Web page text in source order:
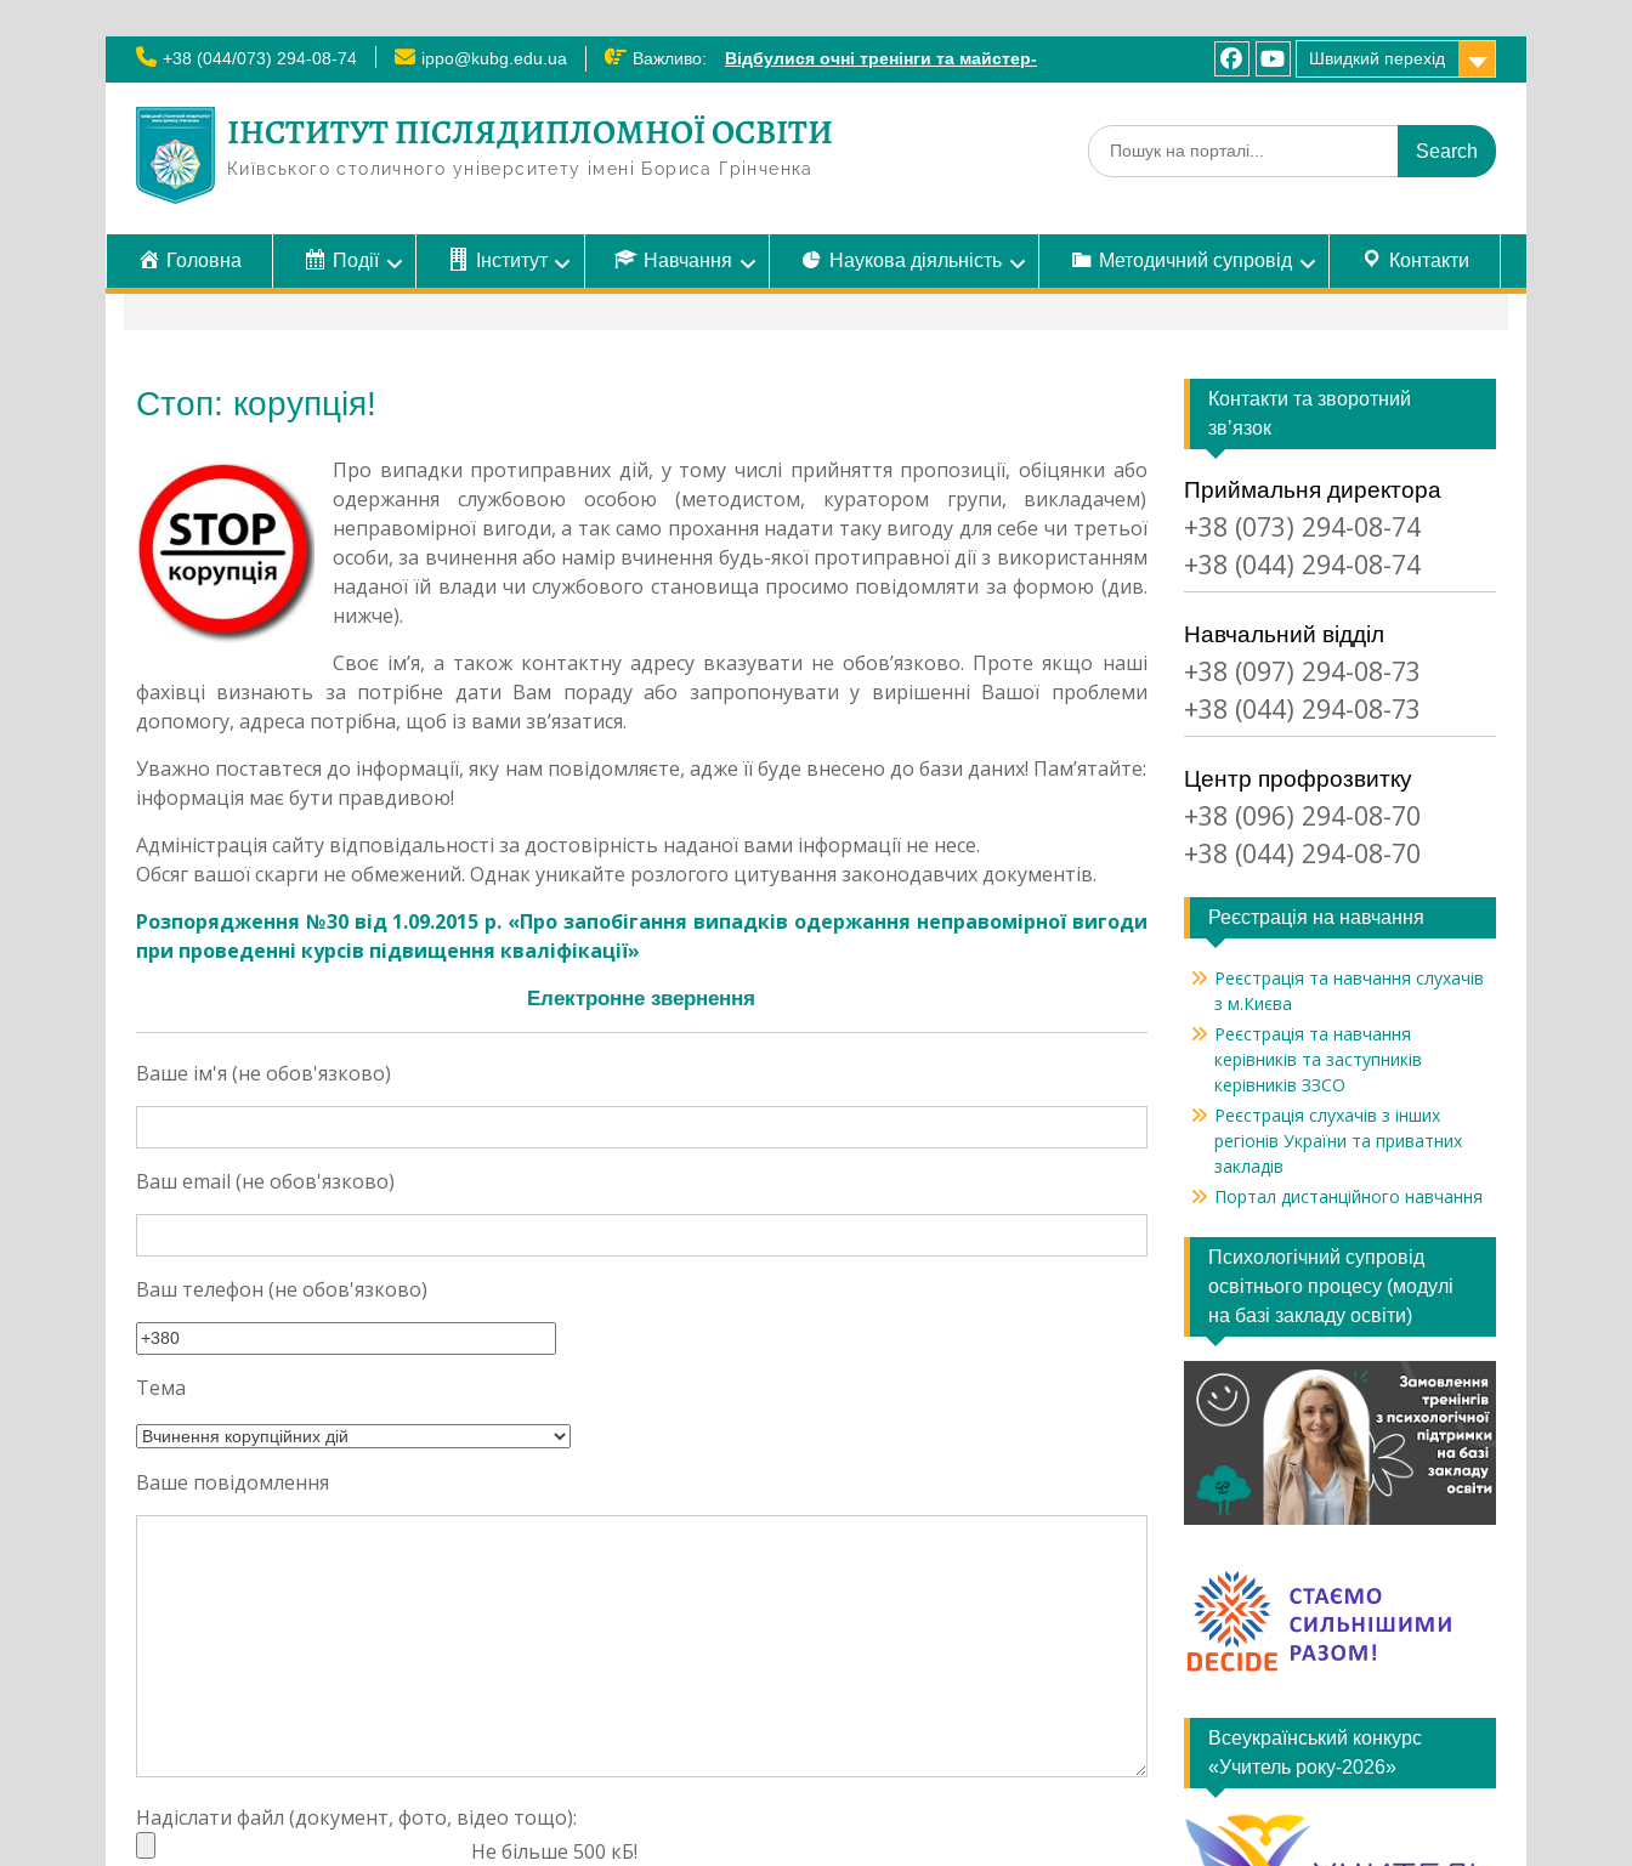
Skip
+38 (044/073) 294-08-74 ippo@kubg.edu.ua Важливо:
Відбулися очні тренінги та майстер-
класи для педагогічних працівників
Очні фахові курси та тренінги під час
літніх канікул
Сертифікати за очно-дистанційні
тренінги за програмою «СЕН «Зерна»:
розвиток соціально-емоційних
Швидкий перехід
facebookyoutube
ІНСТИТУТ ПІСЛЯДИПЛОМНОЇ ОСВІТИ
Київського столичного університету імені Бориса Грінченка
Search
for:
Головна Події Інститут Навчання Наукова діяльність Методичний супровід Контакти
Стоп: корупція!
Про випадки протиправних дій, у тому числі прийняття пропозиції, обіцянки або
одержання службовою особою (методистом, куратором групи, викладачем)
неправомірної вигоди, а так само прохання надати таку вигоду для себе чи третьої
особи, за вчинення або намір вчинення будь-якої протиправної дії з використанням
наданої їй влади чи службового становища просимо повідомляти за формою (див.
нижче).
Своє ім’я, а також контактну адресу вказувати не обов’язково. Проте якщо наші
фахівці визнають за потрібне дати Вам пораду або запропонувати у вирішенні Вашої проблеми
допомогу, адреса потрібна, щоб із вами зв’язатися.
Уважно поставтеся до інформації, яку нам повідомляєте, адже її буде внесено до бази даних! Пам’ятайте:
інформація має бути правдивою!
Адміністрація сайту відповідальності за достовірність наданої вами інформації не несе.
Обсяг вашої скарги не обмежений. Однак уникайте розлогого цитування законодавчих документів.
Розпорядження №30 від 1.09.2015 р. «Про запобігання випадків одержання неправомірної вигоди
при проведенні курсів підвищення кваліфікації»
Електронне звернення
Ваше ім'я (не обов'язково)
Ваш email (не обов'язково)
Ваш телефон (не обов'язково)
Тема
Ваше повідомлення
Надіслати файл (документ, фото, відео тощо):
Не більше 500 кБ!
Контакти та зворотний
зв’язок
Приймальня директора
+38 (073) 294-08-74
+38 (044) 294-08-74
Навчальний відділ
+38 (097) 294-08-73
+38 (044) 294-08-73
Центр профрозвитку
+38 (096) 294-08-70
+38 (044) 294-08-70
Реєстрація на навчання
Реєстрація та навчання слухачів
з м.Києва
Реєстрація та навчання
керівників та заступників
керівників ЗЗСО
Реєстрація слухачів з інших
регіонів України та приватних
закладів
Портал дистанційного навчання
Психологічний супровід
освітнього процесу (модулі
на базі закладу освіти)
Всеукраїнський конкурс
«Учитель року-2026»